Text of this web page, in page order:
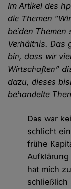
Im Artikel des
die Themen
beiden Themen
Verhältnis. Das
bin, dass wir
Wirtschaften”
dazu, dieses
behandelte
Das war
schlicht
frühe
Aufklärung
hat mich
schließlich